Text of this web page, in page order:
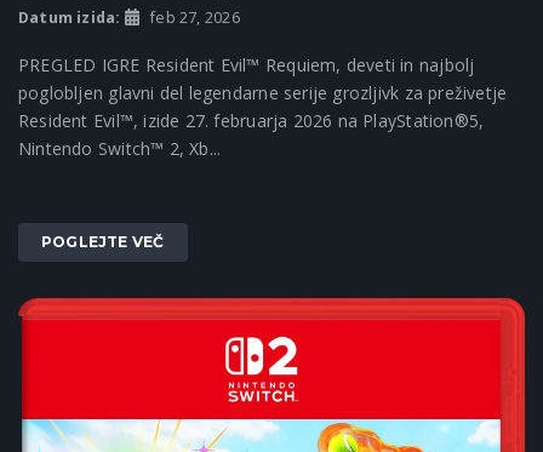
Datum izida: feb 27, 2026
PREGLED IGRE Resident Evil™ Requiem, deveti in najbolj
poglobljen glavni del legendarne serije grozljivk za preživetje
Resident Evil™, izide 27. februarja 2026 na PlayStation®5,
Nintendo Switch™ 2, Xb...
POGLEJTE VEČ